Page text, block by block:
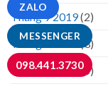
Tháng 9 2019(2)
Tháng 3 2019(3)
Tháng 2 2019(5)
MESSENGER
ZALO
098.441.3730